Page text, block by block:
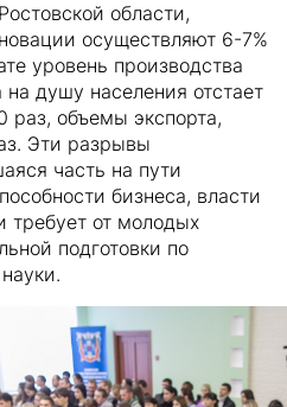
области,
осуществляют 6-7%
уровень производства
на душу населения отстает
раз, объемы экспорта,
Эти разрывы
часть на пути
бизнеса, власти
требует от молодых
подготовки по